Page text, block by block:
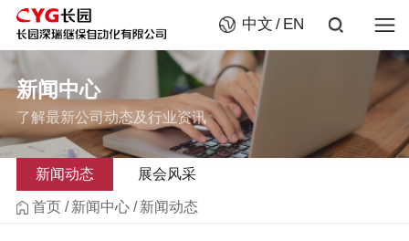
中文 EN
新闻中心
了解最新公司动态及行业资讯
新闻动态 展会风采
首页 新闻中心 新闻动态